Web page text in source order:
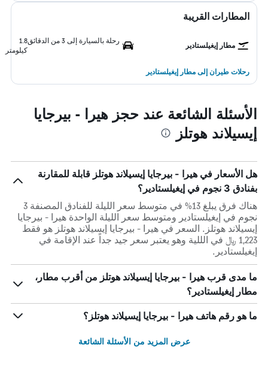
المطارات القريبة
مطار إيغيلستادير
رحلة بالسيارة إلى 3 من الدقائق
1.8
كيلومتر
رحلات طيران إلى مطار إيغيلستادير
الأسئلة الشائعة عند حجز هيرا - بيرجايا
إيسيلاند هوتلز
هل الأسعار في هيرا - بيرجايا إيسيلاند هوتلز قابلة للمقارنة
بفنادق 3 نجوم في إيغيلستادير؟
هناك فرق يبلغ 13% في متوسط ​​سعر الليلة للفنادق المصنفة 3
نجوم في إيغيلستادير ومتوسط ​​سعر الليلة الواحدة هيرا - بيرجايا
إيسيلاند هوتلز. السعر في هيرا - بيرجايا إيسيلاند هوتلز هو فقط
1,223 ﷼ في الللية وهو يعتبر سعر جيد جداً عند الإقامة في
إيغيلستادير.
ما مدى قرب هيرا - بيرجايا إيسيلاند هوتلز من أقرب مطار،
مطار إيغيلستادير؟
ما هو رقم هاتف هيرا - بيرجايا إيسيلاند هوتلز؟
عرض المزيد من الأسئلة الشائعة